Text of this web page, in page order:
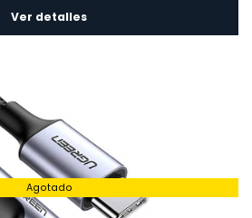
Ver detalles
Agotado